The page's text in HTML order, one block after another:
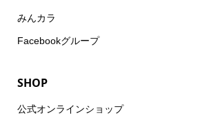
みんカラ
Facebookグループ
SHOP
公式オンラインショップ